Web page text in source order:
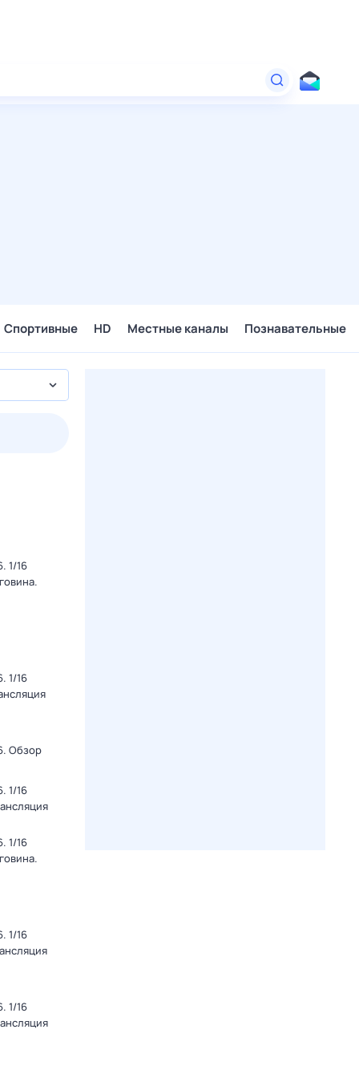
Спортивные HD Местные каналы Познавательные
1/16
1/16
Обзор
1/16
1/16
1/16
1/16